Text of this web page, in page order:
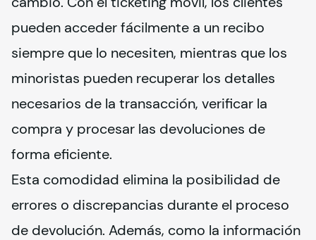
pueden acceder fácilmente a un recibo
siempre que lo necesiten, mientras que los
minoristas pueden recuperar los detalles
necesarios de la transacción, verificar la
compra y procesar las devoluciones de
forma eficiente.
Esta comodidad elimina la posibilidad de
errores o discrepancias durante el proceso
de devolución. Además, como la información